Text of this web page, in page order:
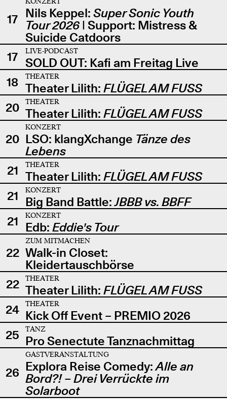
17 Nils Keppel: Super Sonic Youth
Tour 2026| Support: Mistress &
Suicide Catdoors
17
LIVE-PODCAST
SOLD OUT: Kafi am Freitag Live
18
THEATER
Theater Lilith: FLÜGEL AM FUSS
20
THEATER
Theater Lilith: FLÜGEL AM FUSS
20
KONZERT
LSO: klangXchange Tänze des
Lebens
21
THEATER
Theater Lilith: FLÜGEL AM FUSS
21
KONZERT
Big Band Battle:JBBB vs. BBFF
21
KONZERT
Edb: Eddie's Tour
22
ZUM MITMACHEN
Walk-in Closet:
Kleidertauschbörse
22
THEATER
Theater Lilith: FLÜGEL AM FUSS
24
THEATER
Kick Off Event – PREMIO 2026
25
TANZ
Pro Senectute Tanznachmittag
26
GASTVERANSTALTUNG
Explora Reise Comedy:Alle an
Bord?! – Drei Verrückte im
Solarboot